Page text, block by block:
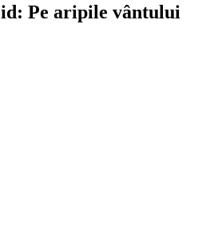
Pe aripile vântului